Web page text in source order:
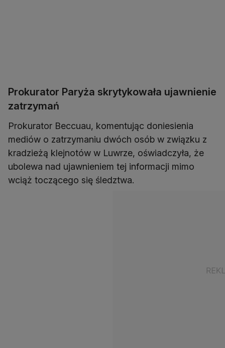
Prokurator Paryża skrytykowała ujawnienie
zatrzymań
Prokurator Beccuau, komentując doniesienia
mediów o zatrzymaniu dwóch osób w związku z
kradzieżą klejnotów w Luwrze, oświadczyła, że
ubolewa nad ujawnieniem tej informacji mimo
wciąż toczącego się śledztwa.